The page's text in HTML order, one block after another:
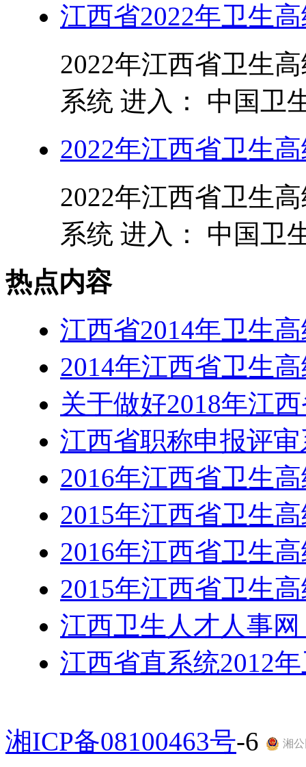
江西省2022年卫生
2022年江西省卫生
系统 进入： 中国卫
2022年江西省卫生
2022年江西省卫生
系统 进入： 中国卫
热点内容
江西省2014年卫生
2014年江西省卫生
关于做好2018年江
江西省职称申报评审
2016年江西省卫生
2015年江西省卫生
2016年江西省卫生
2015年江西省卫生
江西卫生人才人事
江西省直系统2012
湘ICP备08100463号-6 湘公